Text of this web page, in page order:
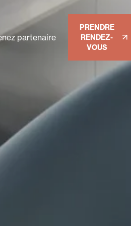
partenaire
PRENDRE
RENDEZ-
VOUS